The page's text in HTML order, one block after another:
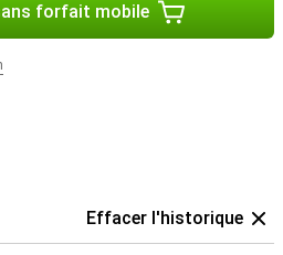
forfait mobile
Effacer l'historique